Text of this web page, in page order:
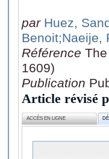
par Huez,
Benoit;Naeije,
Référence
1609)
Publication
Article révisé
ACCÈS EN LIGNE